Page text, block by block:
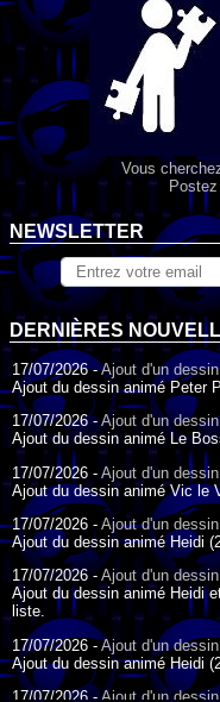
Vous
NEWSLETTER
DERNIÈRES
17/07/2026 -Ajout d'un
Ajout du dessin animé Peter
17/07/2026 -Ajout d'un
Ajout du dessin animé Le
17/07/2026 - Ajout d'un
Ajout du dessin animé Vic le
17/07/2026 - Ajout d'un
Ajout du dessin animé Heidi
17/07/2026 -Ajout d'un
Ajout du dessin animé Heidi
liste.
17/07/2026 -Ajout d'un
Ajout du dessin animé Heidi
17/07/2026 -Ajout d'un